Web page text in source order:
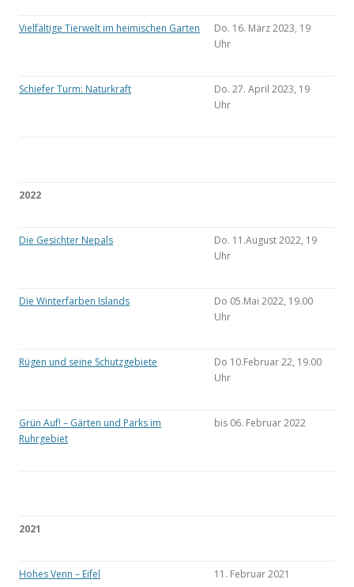
Vielfältige Tierwelt im heimischen Garten
Do. 16. März 2023, 19
Uhr
Schiefer Turm: Naturkraft
Do. 27. April 2023, 19
Uhr
2022
Die Gesichter Nepals
Do. 11.August 2022, 19
Uhr
Die Winterfarben Islands
Do 05.Mai 2022, 19.00
Uhr
Rügen und seine Schutzgebiete
Do 10.Februar 22, 19.00
Uhr
Grün Auf! – Gärten und Parks im
Ruhrgebiet
bis 06. Februar 2022
2021
Hohes Venn – Eifel 11. Februar 2021